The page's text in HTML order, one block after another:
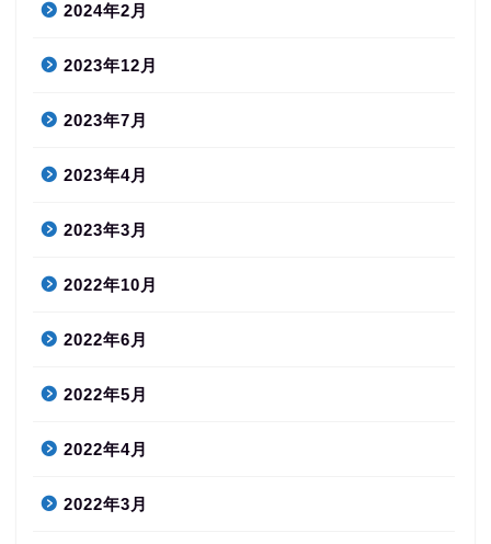
2024年2月
2023年12月
2023年7月
2023年4月
2023年3月
2022年10月
2022年6月
2022年5月
2022年4月
2022年3月